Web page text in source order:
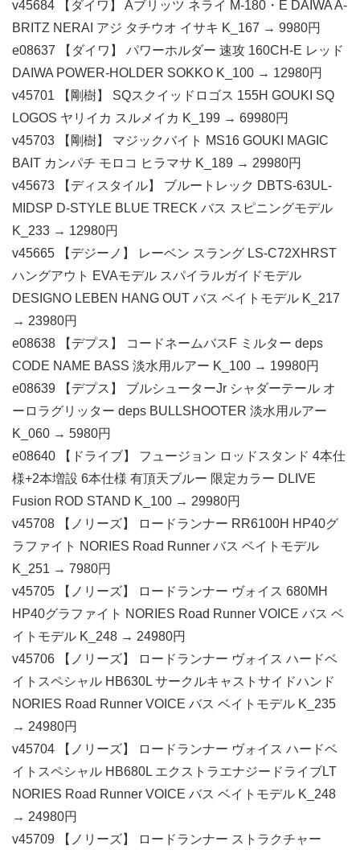
v45684 【ダイワ】 Aブリッツ ネライ M-180・E DAIWA A-
BRITZ NERAI アジ タチウオ イサキ K_167 → 9980円
e08637 【ダイワ】 パワーホルダー 速攻 160CH-E レッド
DAIWA POWER-HOLDER SOKKO K_100 → 12980円
v45701 【剛樹】 SQスクイッドロゴス 155H GOUKI SQ
LOGOS ヤリイカ スルメイカ K_199 → 69980円
v45703 【剛樹】 マジックバイト MS16 GOUKI MAGIC
BAIT カンパチ モロコ ヒラマサ K_189 → 29980円
v45673 【ディスタイル】 ブルートレック DBTS-63UL-
MIDSP D-STYLE BLUE TRECK バス スピニングモデル
K_233 → 12980円
v45665 【デジーノ】 レーベン スラング LS-C72XHRST
ハングアウト EVAモデル スパイラルガイドモデル
DESIGNO LEBEN HANG OUT バス ベイトモデル K_217
→ 23980円
e08638 【デプス】 コードネームバスF ミルター deps
CODE NAME BASS 淡水用ルアー K_100 → 19980円
e08639 【デプス】 ブルシューターJr シャダーテール オ
ーロラグリッター deps BULLSHOOTER 淡水用ルアー
K_060 → 5980円
e08640 【ドライブ】 フュージョン ロッドスタンド 4本仕
様+2本増設 6本仕様 有頂天ブルー 限定カラー DLIVE
Fusion ROD STAND K_100 → 29980円
v45708 【ノリーズ】 ロードランナー RR6100H HP40グ
ラファイト NORIES Road Runner バス ベイトモデル
K_251 → 7980円
v45705 【ノリーズ】 ロードランナー ヴォイス 680MH
HP40グラファイト NORIES Road Runner VOICE バス ベ
イトモデル K_248 → 24980円
v45706 【ノリーズ】 ロードランナー ヴォイス ハードベ
イトスペシャル HB630L サークルキャストサイドハンド
NORIES Road Runner VOICE バス ベイトモデル K_235
→ 24980円
v45704 【ノリーズ】 ロードランナー ヴォイス ハードベ
イトスペシャル HB680L エクストラエナジードライブLT
NORIES Road Runner VOICE バス ベイトモデル K_248
→ 24980円
v45709 【ノリーズ】 ロードランナー ストラクチャー